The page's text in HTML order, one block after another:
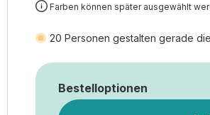
Farben können später ausgewählt
20 Personen gestalten gerade
Bestelloptionen